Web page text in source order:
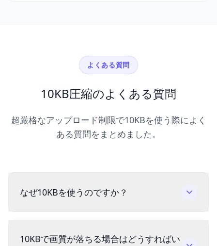
よくある質問
10KB圧縮のよくある質問
超厳格なアップロード制限で10KBを使う際によく
ある質問をまとめました。
なぜ10KBを使うのですか？
10KBで画質が落ちる場合はどうすればい